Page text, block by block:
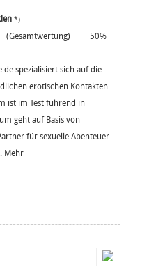
*)
(Gesamtwertung)
50%
spezialisiert sich auf die
erotischen Kontakten.
ist im Test führend in
geht auf Basis von
für sexuelle Abenteuer
Mehr